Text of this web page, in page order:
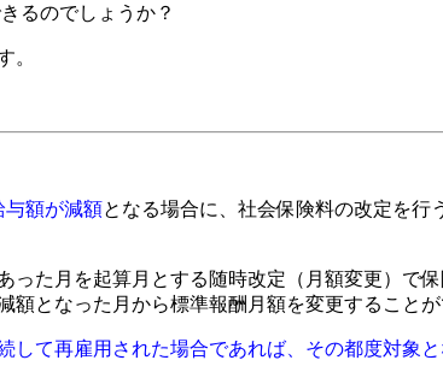
るのでしょうか？
。
与額が減額となる場合に、社会保険料の改定を行
た月を起算月とする随時改定（月額変更）で保
となった月から標準報酬月額を変更することが
して再雇用された場合であれば、その都度対象と